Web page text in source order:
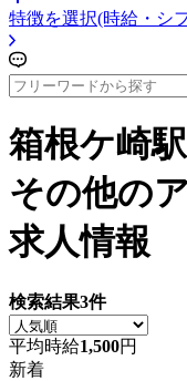
特徴を選択(時給・シ
箱根ケ崎
その他の
求人情報
検索結果3件
平均時給1,500円
新着